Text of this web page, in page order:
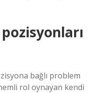
bağlı problem
rol oynayan kendi